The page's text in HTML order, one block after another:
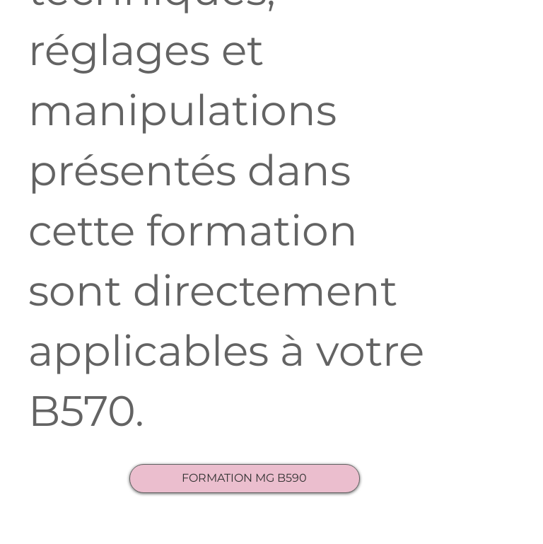
réglages et
manipulations
présentés dans
cette formation
sont directement
applicables à votre
B570.
FORMATION MG B590